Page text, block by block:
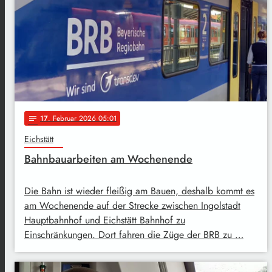
notes 17. Februar 2026 05:01
Eichstätt
Bahnbauarbeiten am Wochenende
Die Bahn ist wieder fleißig am Bauen, deshalb kommt es
am Wochenende auf der Strecke zwischen Ingolstadt
Hauptbahnhof und Eichstätt Bahnhof zu
Einschränkungen. Dort fahren die Züge der BRB zu …